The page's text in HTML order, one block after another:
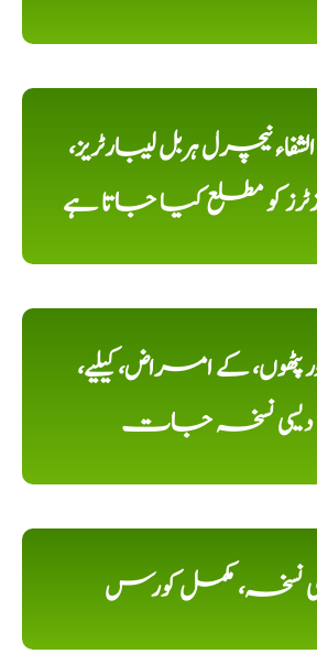
نیچرل ہربل لیبارٹریز،
کو مطلع کیا جاتا ہے
کے امراض، کیلیے،
دیسی نسخہ جات
نسخہ، مکمل کورس